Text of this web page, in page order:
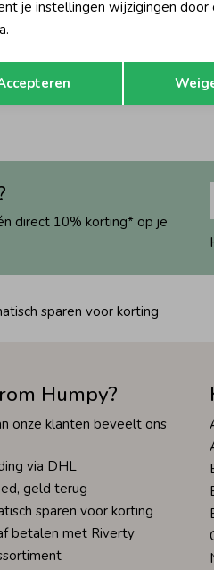
-50% korting
direct 10% korting* op je
sparen voor korting
Humpy?
onze klanten beveelt ons
via DHL
geld terug
sparen voor korting
betalen met Riverty
Terug
je instellingen wijzigingen door